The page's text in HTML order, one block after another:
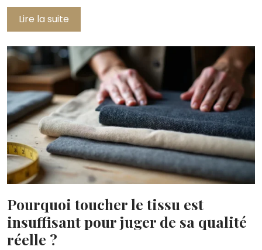
Lire la suite
Pourquoi toucher le tissu est
insuffisant pour juger de sa qualité
réelle ?